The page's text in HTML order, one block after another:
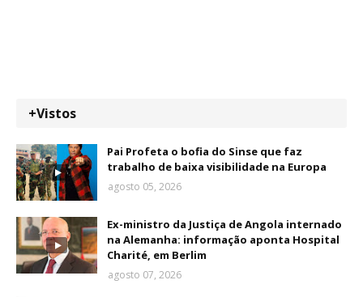
+Vistos
Pai Profeta o bofia do Sinse que faz
trabalho de baixa visibilidade na Europa
agosto 05, 2026
Ex-ministro da Justiça de Angola internado
na Alemanha: informação aponta Hospital
Charité, em Berlim
agosto 07, 2026